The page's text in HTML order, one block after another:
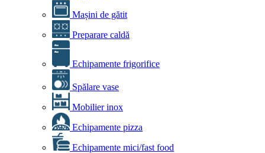
Mașini de gătit
Preparare caldă
Echipamente frigorifice
Spălare vase
Mobilier inox
Echipamente pizza
Echipamente mici/fast food